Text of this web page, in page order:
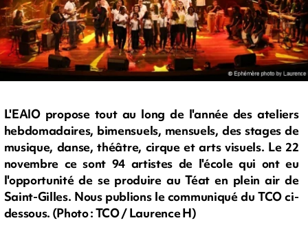
L'EAIO propose tout au long de l'année des ateliers
hebdomadaires, bimensuels, mensuels, des stages de
musique, danse, théâtre, cirque et arts visuels. Le 22
novembre ce sont 94 artistes de l'école qui ont eu
l'opportunité de se produire au Téat en plein air de
Saint-Gilles. Nous publions le communiqué du TCO ci-
dessous. (Photo : TCO / Laurence H)